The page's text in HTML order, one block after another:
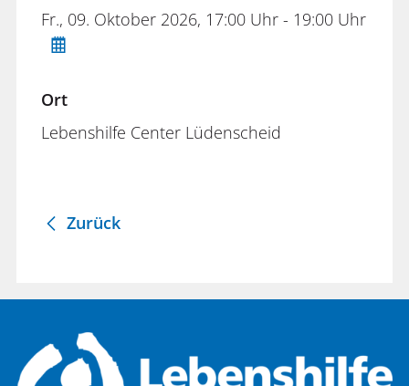
Fr., 09. Oktober 2026, 17:00 Uhr - 19:00 Uhr
Ort
Lebenshilfe Center Lüdenscheid
Zurück